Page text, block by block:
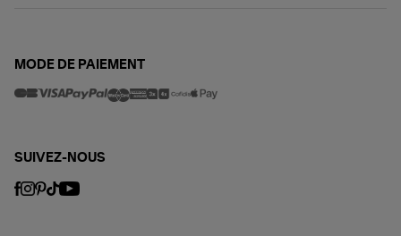
MODE DE PAIEMENT
SUIVEZ-NOUS